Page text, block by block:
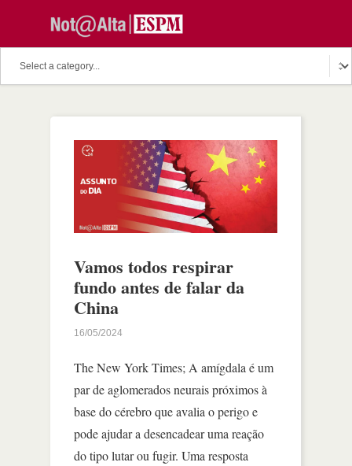
Vamos todos respirar
fundo antes de falar da
China
16/05/2024
The New York Times; A amígdala é um
par de aglomerados neurais próximos à
base do cérebro que avalia o perigo e
pode ajudar a desencadear uma reação
do tipo lutar ou fugir. Uma resposta